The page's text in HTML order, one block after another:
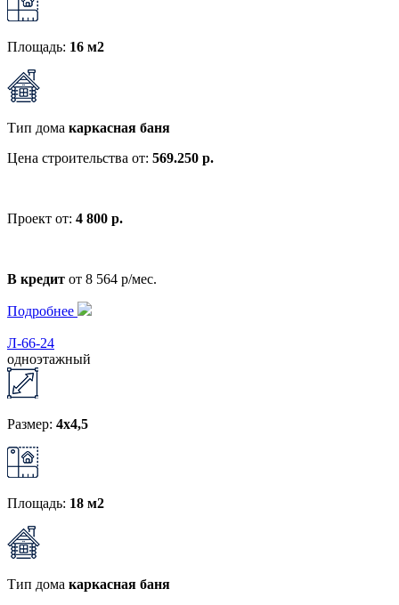
Площадь: 16 м2
Тип дома каркасная баня
Цена строительства от: 569.250 р.
Проект от: 4 800 р.
В кредит от 8 564 р/мес.
Подробнее
Л-66-24
одноэтажный
Размер: 4x4,5
Площадь: 18 м2
Тип дома каркасная баня